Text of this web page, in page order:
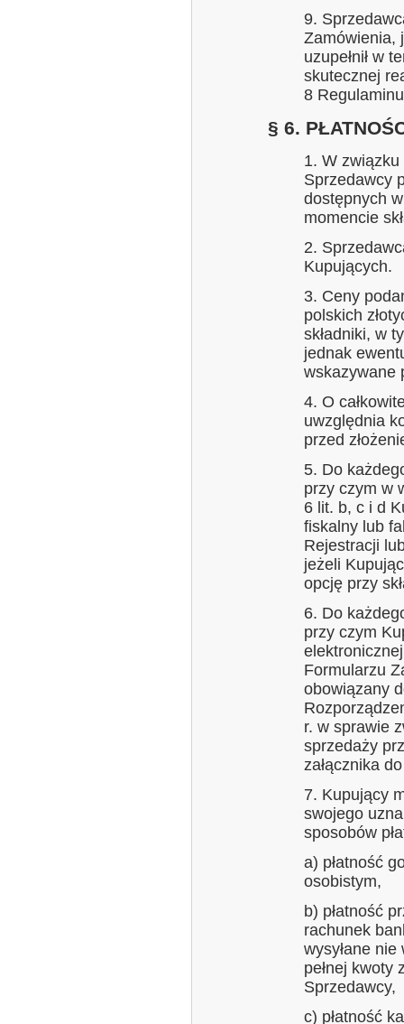
9.
Zamówienia,
uzupełnił w
skutecznej
8
§ 6.
1. W
Sprzedawcy
dostępnych
momencie
2.
Kupujących.
3. Ceny
polskich
składniki, w
jednak
wskazywane
4. O
uwzględnia
przed
5. Do
przy czym w
6 lit. b, c i d
fiskalny lub
Rejestracji
jeżeli
opcję przy
6. Do
przy czym
Formularzu
obowiązany
r. w sprawie
sprzedaży
załącznika
7. Kupujący
swojego
sposobów
a) płatność
osobistym,
b) płatność
rachunek
wysyłane
pełnej kwoty
Sprzedawcy,
c) płatność